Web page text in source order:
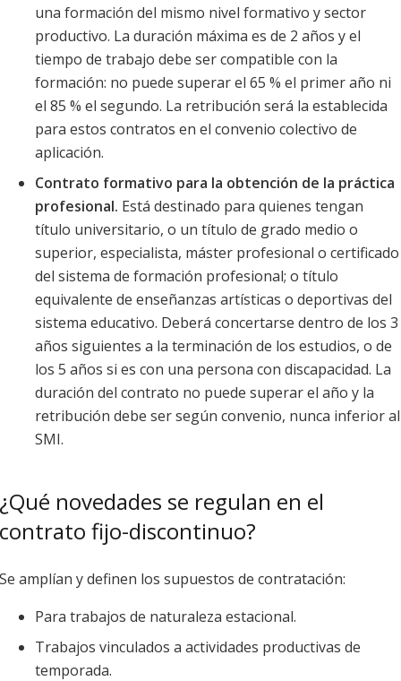
una formación del mismo nivel formativo y sector
productivo. La duración máxima es de 2 años y el
tiempo de trabajo debe ser compatible con la
formación: no puede superar el 65 % el primer año ni
el 85 % el segundo. La retribución será la establecida
para estos contratos en el convenio colectivo de
aplicación.
Contrato formativo para la obtención de la práctica
profesional. Está destinado para quienes tengan
título universitario, o un título de grado medio o
superior, especialista, máster profesional o certificado
del sistema de formación profesional; o título
equivalente de enseñanzas artísticas o deportivas del
sistema educativo. Deberá concertarse dentro de los 3
años siguientes a la terminación de los estudios, o de
los 5 años si es con una persona con discapacidad. La
duración del contrato no puede superar el año y la
retribución debe ser según convenio, nunca inferior al
SMI.
¿Qué novedades se regulan en el
contrato fijo-discontinuo?
Se amplían y definen los supuestos de contratación:
Para trabajos de naturaleza estacional.
Trabajos vinculados a actividades productivas de
temporada.